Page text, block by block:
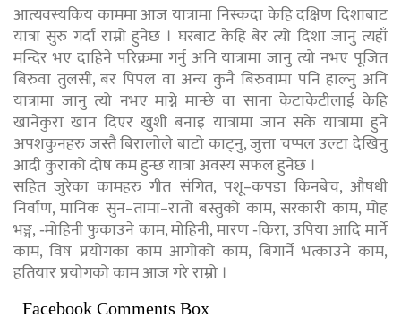
आत्यवस्यकिय काममा आज यात्रामा निस्कदा केहि दक्षिण दिशाबाट
यात्रा सुरु गर्दा राम्रो हुनेछ । घरबाट केहि बेर त्यो दिशा जानु त्यहाँ
मन्दिर भए दाहिने परिक्रमा गर्नु अनि यात्रामा जानु त्यो नभए पूजित
बिरुवा तुलसी, बर पिपल वा अन्य कुनै बिरुवामा पनि हाल्नु अनि
यात्रामा जानु त्यो नभए माग्ने मान्छे वा साना केटाकेटीलाई केहि
खानेकुरा खान दिएर खुशी बनाइ यात्रामा जान सके यात्रामा हुने
अपशकुनहरु जस्तै बिरालोले बाटो काट्नु, जुत्ता चप्पल उल्टा देखिनु
आदी कुराको दोष कम हुन्छ यात्रा अवस्य सफल हुनेछ ।
सहित जुरेका कामहरु गीत संगित, पशू–कपडा किनबेच, औषधी
निर्वाण, मानिक सुन–तामा–रातो बस्तुको काम, सरकारी काम, मोह
भङ्ग, ‐मोहिनी फुकाउने काम, मोहिनी, मारण ‐किरा, उपिया आदि मार्ने
काम, विष प्रयोगका काम आगोको काम, बिगार्ने भत्काउने काम,
हतियार प्रयोगको काम आज गरे राम्रो ।
Facebook Comments Box